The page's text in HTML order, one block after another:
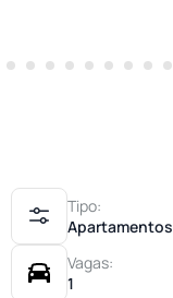
Tipo:
Apartamentos
Vagas:
1